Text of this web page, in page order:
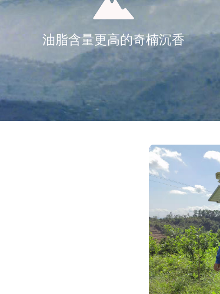
油脂含量更高的奇楠沉香